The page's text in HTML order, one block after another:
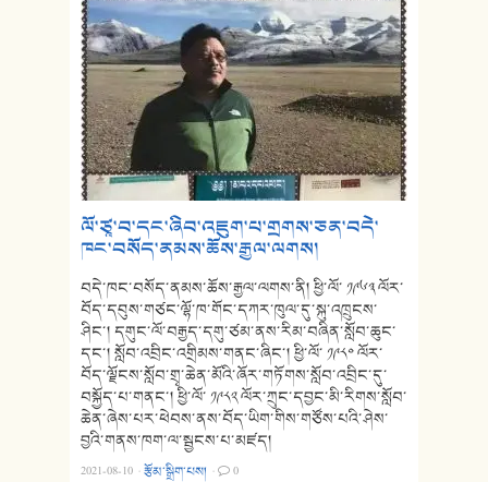
ལོ་ཙཱ་བ་དང་ཞིབ་འཇུག་པ་གྲགས་ཅན་བདེ་
ཁང་བསོད་ནམས་ཆོས་རྒྱལ་ལགས།
བདེ་ཁང་བསོད་ནམས་ཆོས་རྒྱལ་ལགས་ནི། ཕྱི་ལོ་ ༡༩༦༣ ལོར་
བོད་དབུས་གཙང་ལྷོ་ཁ་གོང་དཀར་ཁུལ་དུ་སྐུ་འཁྲུངས་
ཤིང་། དགུང་ལོ་བརྒྱད་དགུ་ཙམ་ནས་རིམ་བཞིན་སློབ་ཆུང་
དང་། སློབ་འབྲིང་འགྲིམས་གནང་ཞིང་། ཕྱི་ལོ་ ༡༩༨༠ ལོར་
བོད་ལྗོངས་སློབ་གྲྭ་ཆེན་མོའི་ཞོར་གཏོགས་སློབ་འབྲིང་དུ་
བསྐྱོད་པ་གནང་། ཕྱི་ལོ་ ༡༩༨༢ ལོར་ཀྲུང་དབྱང་མི་རིགས་སློབ་
ཆེན་ཞེས་པར་ཕེབས་ནས་བོད་ཡིག་གིས་གཙོས་པའི་ཤེས་
བྱའི་གནས་ཁག་ལ་སྦྱངས་པ་མཛད།
2021-08-10 ·རྩོམ་སྒྲིག་པས། · 0